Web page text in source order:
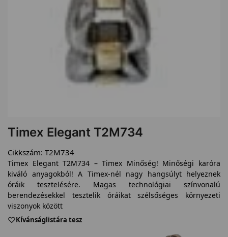
Timex Elegant T2M734
Cikkszám: T2M734
Timex Elegant T2M734 – Timex Minőség! Minőségi karóra
kiváló anyagokból! A Timex-nél nagy hangsúlyt helyeznek
óráik tesztelésére. Magas technológiai színvonalú
berendezésekkel tesztelik óráikat szélsőséges környezeti
viszonyok között
Kívánságlistára tesz